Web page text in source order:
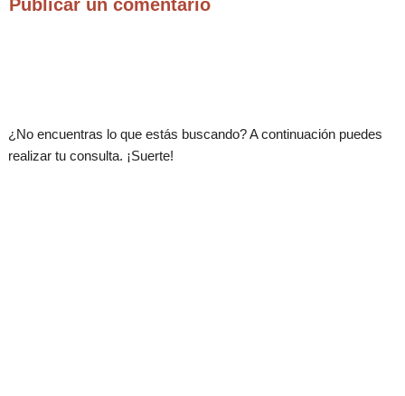
Publicar un comentario
¿No encuentras lo que estás buscando? A continuación puedes
realizar tu consulta. ¡Suerte!